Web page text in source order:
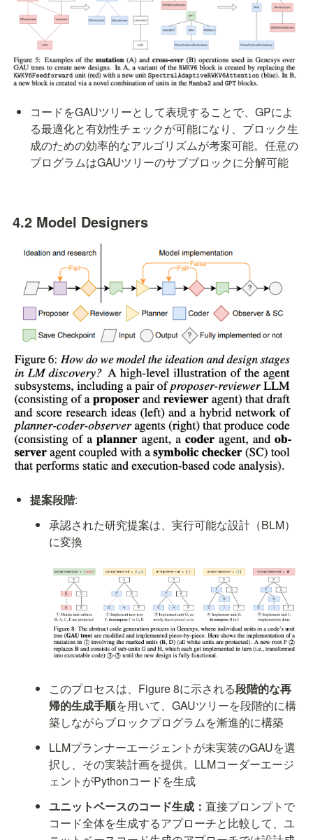
コードをGAUツリーとして表現することで、GPによ
る最適化と有効性チェックが可能になり、ブロック生
成のための効率的なアルゴリズムが考案可能。任意の
プログラムはGAUツリーのサブブロックに分解可能
4.2 Model Designers
提案段階:
承認された研究提案は、実行可能な設計（BLM）
に変換
このプロセスは、Figure 8に示される段階的な再
帰的生成手順を用いて、GAUツリーを段階的に構
築しながらブロックプログラムを漸進的に構築
LLMプランナーエージェントが未実装のGAUを選
択し、その実装計画を提供。LLMコーダーエージ
ェントがPythonコードを生成
ユニットベースのコード生成：直接プロンプトで
コード全体を生成するアプローチと比較して、ユ